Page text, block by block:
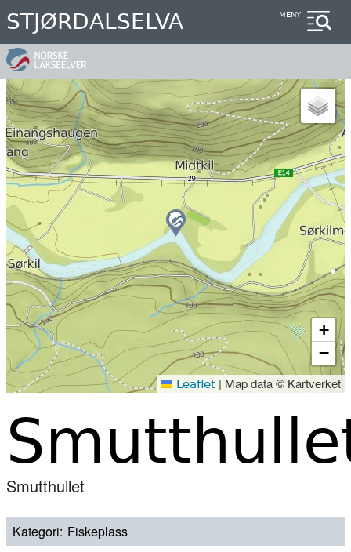
Hopp
til
hovedinnhold
STJØRDALSELVA MENY
+
−
Leaflet | Map data © Kartverket
Smutthullet
Kategori Fiskeplass